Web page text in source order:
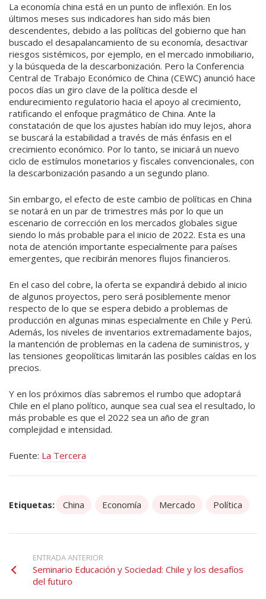
La economía china está en un punto de inflexión. En los
últimos meses sus indicadores han sido más bien
descendentes, debido a las políticas del gobierno que han
buscado el desapalancamiento de su economía, desactivar
riesgos sistémicos, por ejemplo, en el mercado inmobiliario,
y la búsqueda de la descarbonización. Pero la Conferencia
Central de Trabajo Económico de China (CEWC) anunció hace
pocos días un giro clave de la política desde el
endurecimiento regulatorio hacia el apoyo al crecimiento,
ratificando el enfoque pragmático de China. Ante la
constatación de que los ajustes habían ido muy lejos, ahora
se buscará la estabilidad a través de más énfasis en el
crecimiento económico. Por lo tanto, se iniciará un nuevo
ciclo de estímulos monetarios y fiscales convencionales, con
la descarbonización pasando a un segundo plano.
Sin embargo, el efecto de este cambio de políticas en China
se notará en un par de trimestres más por lo que un
escenario de corrección en los mercados globales sigue
siendo lo más probable para el inicio de 2022. Esta es una
nota de atención importante especialmente para países
emergentes, que recibirán menores flujos financieros.
En el caso del cobre, la oferta se expandirá debido al inicio
de algunos proyectos, pero será posiblemente menor
respecto de lo que se espera debido a problemas de
producción en algunas minas especialmente en Chile y Perú.
Además, los niveles de inventarios extremadamente bajos,
la mantención de problemas en la cadena de suministros, y
las tensiones geopolíticas limitarán las posibles caídas en los
precios.
Y en los próximos días sabremos el rumbo que adoptará
Chile en el plano político, aunque sea cual sea el resultado, lo
más probable es que el 2022 sea un año de gran
complejidad e intensidad.
Fuente: La Tercera
Etiquetas: China Economía Mercado Política
ENTRADA ANTERIOR
Seminario Educación y Sociedad: Chile y los desafíos
del futuro